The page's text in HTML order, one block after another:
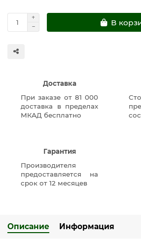
В
Доставка
При заказе от 81 000
доставка в пределах
МКАД бесплатно
Гарантия
Производителя
предоставляется на
срок от 12 месяцев
Описание Информация